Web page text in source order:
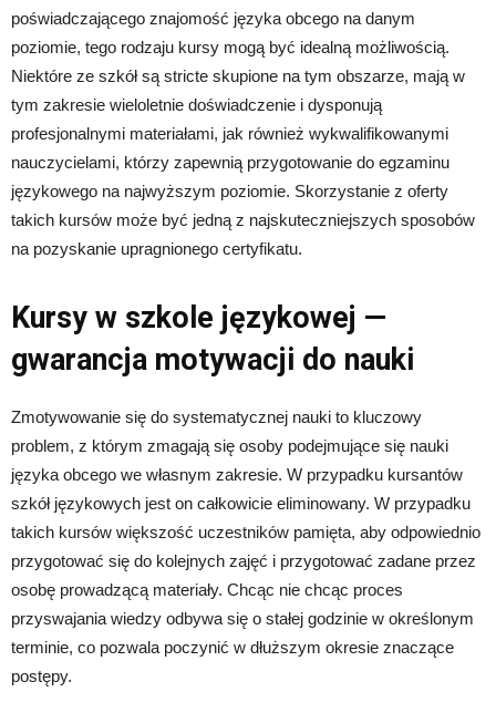
poświadczającego znajomość języka obcego na danym
poziomie, tego rodzaju kursy mogą być idealną możliwością.
Niektóre ze szkół są stricte skupione na tym obszarze, mają w
tym zakresie wieloletnie doświadczenie i dysponują
profesjonalnymi materiałami, jak również wykwalifikowanymi
nauczycielami, którzy zapewnią przygotowanie do egzaminu
językowego na najwyższym poziomie. Skorzystanie z oferty
takich kursów może być jedną z najskuteczniejszych sposobów
na pozyskanie upragnionego certyfikatu.
Kursy w szkole językowej —
gwarancja motywacji do nauki
Zmotywowanie się do systematycznej nauki to kluczowy
problem, z którym zmagają się osoby podejmujące się nauki
języka obcego we własnym zakresie. W przypadku kursantów
szkół językowych jest on całkowicie eliminowany. W przypadku
takich kursów większość uczestników pamięta, aby odpowiednio
przygotować się do kolejnych zajęć i przygotować zadane przez
osobę prowadzącą materiały. Chcąc nie chcąc proces
przyswajania wiedzy odbywa się o stałej godzinie w określonym
terminie, co pozwala poczynić w dłuższym okresie znaczące
postępy.